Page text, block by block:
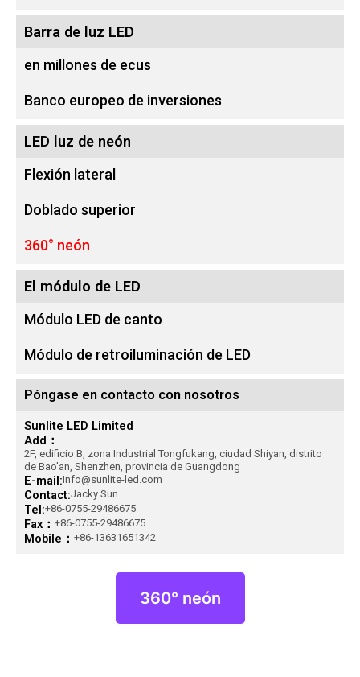
Barra de luz LED
en millones de ecus
Banco europeo de inversiones
LED luz de neón
Flexión lateral
Doblado superior
360° neón
El módulo de LED
Módulo LED de canto
Módulo de retroiluminación de LED
Póngase en contacto con nosotros
Sunlite LED Limited
Add：
2F, edificio B, zona Industrial Tongfukang, ciudad Shiyan, distrito
de Bao'an, Shenzhen, provincia de Guangdong
E-mail:Info@sunlite-led.com
Contact:Jacky Sun
Tel:+86-0755-29486675
Fax： +86-0755-29486675
Mobile： +86-13631651342
360° neón